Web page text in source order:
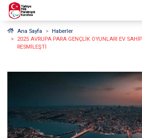
Ana Sayfa
Haberler
2025 AVRUPA PARA GENÇLIK OYUNLARI EV
RESMILEŞTI